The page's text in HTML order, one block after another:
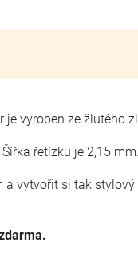
vyroben ze žlutého
řetízku je 2,15 mm.
vytvořit si tak